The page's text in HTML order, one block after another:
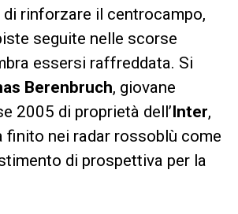
di rinforzare il centrocampo,
seguite nelle scorse
essersi raffreddata. Si
Berenbruch, giovane
2005 di proprietà dell’Inter,
finito nei radar rossoblù come
di prospettiva per la